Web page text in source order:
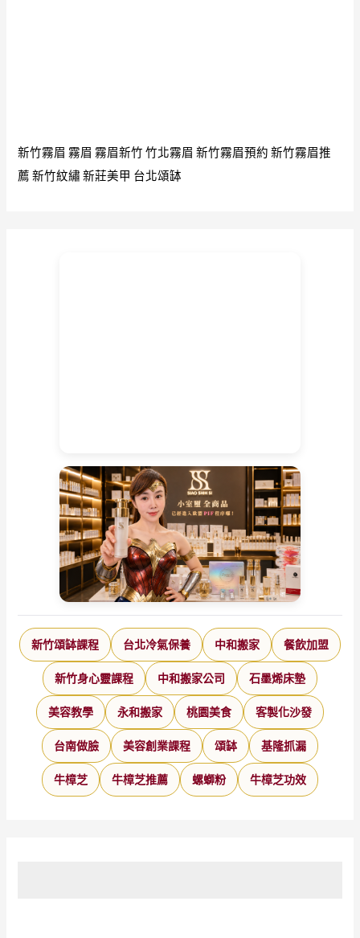
新竹霧眉 霧眉 霧眉新竹 竹北霧眉 新竹霧眉預約 新竹霧眉推
薦 新竹紋繡 新莊美甲 台北頌缽
新竹頌缽課程 台北冷氣保養 中和搬家 餐飲加盟
新竹身心靈課程 中和搬家公司 石墨烯床墊
美容教學 永和搬家 桃園美食 客製化沙發
台南做臉 美容創業課程 頌缽 基隆抓漏
牛樟芝 牛樟芝推薦 螺螄粉 牛樟芝功效